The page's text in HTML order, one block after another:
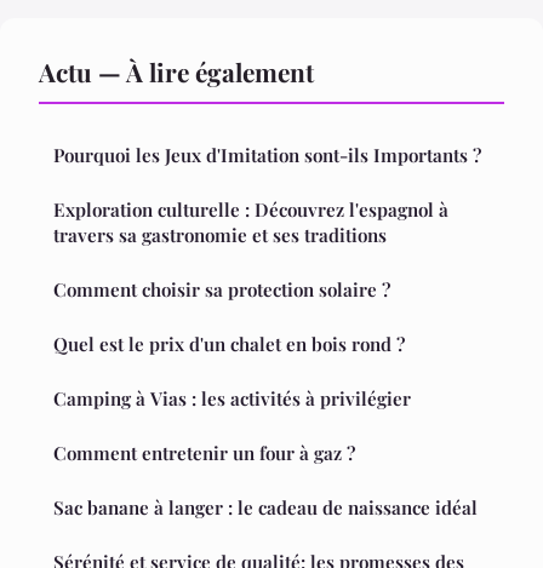
Actu — À lire également
Pourquoi les Jeux d'Imitation sont-ils Importants ?
Exploration culturelle : Découvrez l'espagnol à
travers sa gastronomie et ses traditions
Comment choisir sa protection solaire ?
Quel est le prix d'un chalet en bois rond ?
Camping à Vias : les activités à privilégier
Comment entretenir un four à gaz ?
Sac banane à langer : le cadeau de naissance idéal
Sérénité et service de qualité: les promesses des